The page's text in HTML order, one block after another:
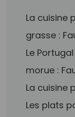
La cuisine
grasse :
Le
morue :
La cuisine
Les plats